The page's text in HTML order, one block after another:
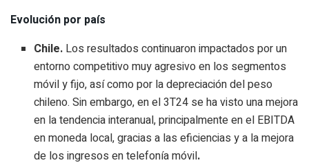
Evolución por país
Chile. Los resultados continuaron impactados por un
entorno competitivo muy agresivo en los segmentos
móvil y fijo, así como por la depreciación del peso
chileno. Sin embargo, en el 3T24 se ha visto una mejora
en la tendencia interanual, principalmente en el EBITDA
en moneda local, gracias a las eficiencias y a la mejora
de los ingresos en telefonía móvil.